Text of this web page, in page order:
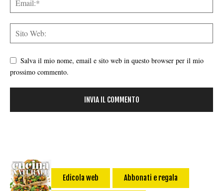
Salva il mio nome, email e sito web in questo browser per il mio
prossimo commento.
Edicola web Abbonati e regala